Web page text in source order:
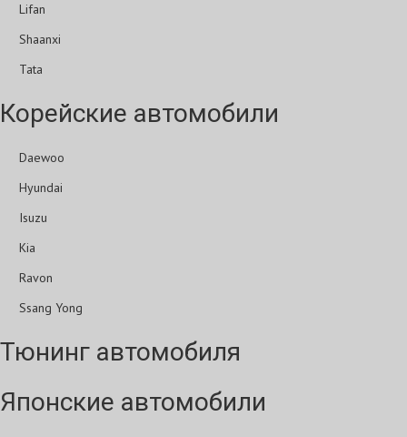
Lifan
Shaanxi
Tata
Корейские автомобили
Daewoo
Hyundai
Isuzu
Kia
Ravon
Ssang Yong
Тюнинг автомобиля
Японские автомобили